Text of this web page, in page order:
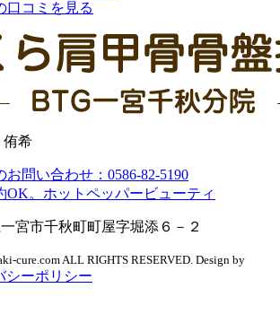
侑希
宮市千秋町町屋字堀添６－２
cure.com ALL RIGHTS RESERVED. Design by
シーポリシー